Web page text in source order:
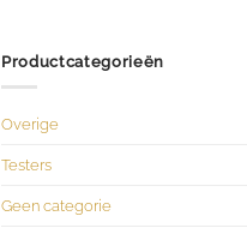
Productcategorieën
Overige
Testers
Geen categorie